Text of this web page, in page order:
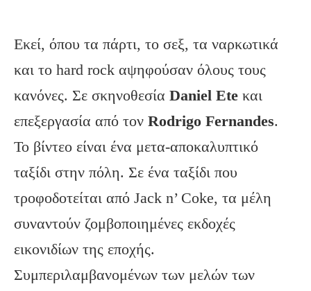
Εκεί, όπου τα πάρτι, το σεξ, τα ναρκωτικά
και το hard rock αψηφούσαν όλους τους
κανόνες. Σε σκηνοθεσία Daniel Ete και
επεξεργασία από τον Rodrigo Fernandes.
Το βίντεο είναι ένα μετα-αποκαλυπτικό
ταξίδι στην πόλη. Σε ένα ταξίδι που
τροφοδοτείται από Jack n’ Coke, τα μέλη
συναντούν ζομβοποιημένες εκδοχές
εικονιδίων της εποχής.
Συμπεριλαμβανομένων των μελών των